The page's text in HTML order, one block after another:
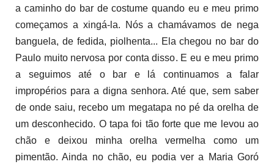
a caminho do bar de costume quando eu e meu primo
começamos a xingá-la. Nós a chamávamos de nega
banguela, de fedida, piolhenta... Ela chegou no bar do
Paulo muito nervosa por conta disso. E eu e meu primo
a seguimos até o bar e lá continuamos a falar
impropérios para a digna senhora. Até que, sem saber
de onde saiu, recebo um megatapa no pé da orelha de
um desconhecido. O tapa foi tão forte que me levou ao
chão e deixou minha orelha vermelha como um
pimentão. Ainda no chão, eu podia ver a Maria Goró